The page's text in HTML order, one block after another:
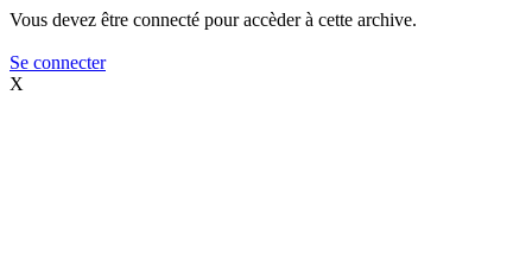
Vous devez être connecté pour accèder à cette archive.
Se connecter
X